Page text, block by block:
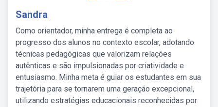
Sandra
Como orientador, minha entrega é completa ao
progresso dos alunos no contexto escolar, adotando
técnicas pedagógicas que valorizam relações
autênticas e são impulsionadas por criatividade e
entusiasmo. Minha meta é guiar os estudantes em sua
trajetória para se tornarem uma geração excepcional,
utilizando estratégias educacionais reconhecidas por